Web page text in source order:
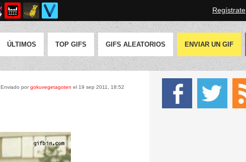
Regístrate
ÚLTIMOS TOP GIFS GIFS ALEATORIOS ENVIAR UN GIF
Enviado porgokuvegetagoten el 19 sep 2011, 18:52